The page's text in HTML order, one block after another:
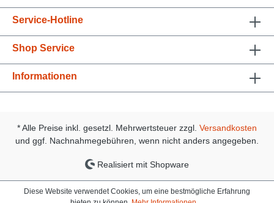
Service-Hotline
Shop Service
Informationen
* Alle Preise inkl. gesetzl. Mehrwertsteuer zzgl. Versandkosten
und ggf. Nachnahmegebühren, wenn nicht anders angegeben.
Realisiert mit Shopware
Diese Website verwendet Cookies, um eine bestmögliche Erfahrung